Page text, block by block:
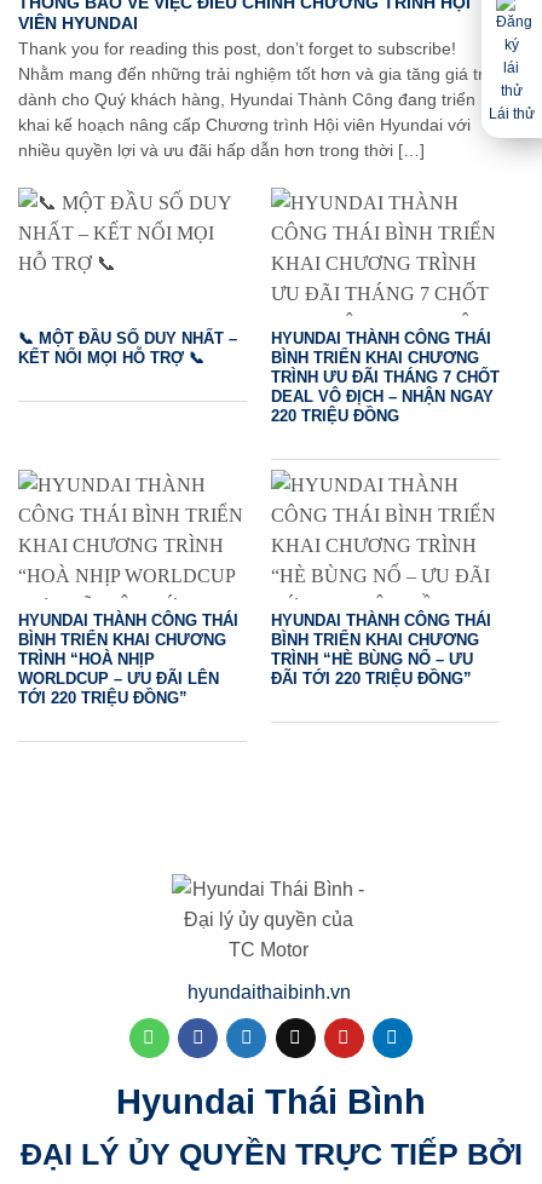
VIÊN HYUNDAI
Thank you for reading this post, don’t forget to subscribe!
Nhằm mang đến những trải nghiệm tốt hơn và gia tăng giá trị
dành cho Quý khách hàng, Hyundai Thành Công đang triển
khai kế hoạch nâng cấp Chương trình Hội viên Hyundai với
nhiều quyền lợi và ưu đãi hấp dẫn hơn trong thời […]
📞 MỘT ĐẦU SỐ DUY NHẤT –
KẾT NỐI MỌI HỖ TRỢ 📞
HYUNDAI THÀNH CÔNG THÁI
BÌNH TRIỂN KHAI CHƯƠNG
TRÌNH ƯU ĐÃI THÁNG 7 CHỐT
DEAL VÔ ĐỊCH – NHẬN NGAY
220 TRIỆU ĐỒNG
HYUNDAI THÀNH CÔNG THÁI
BÌNH TRIỂN KHAI CHƯƠNG
TRÌNH “HOÀ NHỊP
WORLDCUP – ƯU ĐÃI LÊN
TỚI 220 TRIỆU ĐỒNG”
HYUNDAI THÀNH CÔNG THÁI
BÌNH TRIỂN KHAI CHƯƠNG
TRÌNH “HÈ BÙNG NỔ – ƯU
ĐÃI TỚI 220 TRIỆU ĐỒNG”
hyundaithaibinh.vn
Hyundai Thái Bình
ĐẠI LÝ ỦY QUYỀN TRỰC TIẾP BỞI
Lái thử